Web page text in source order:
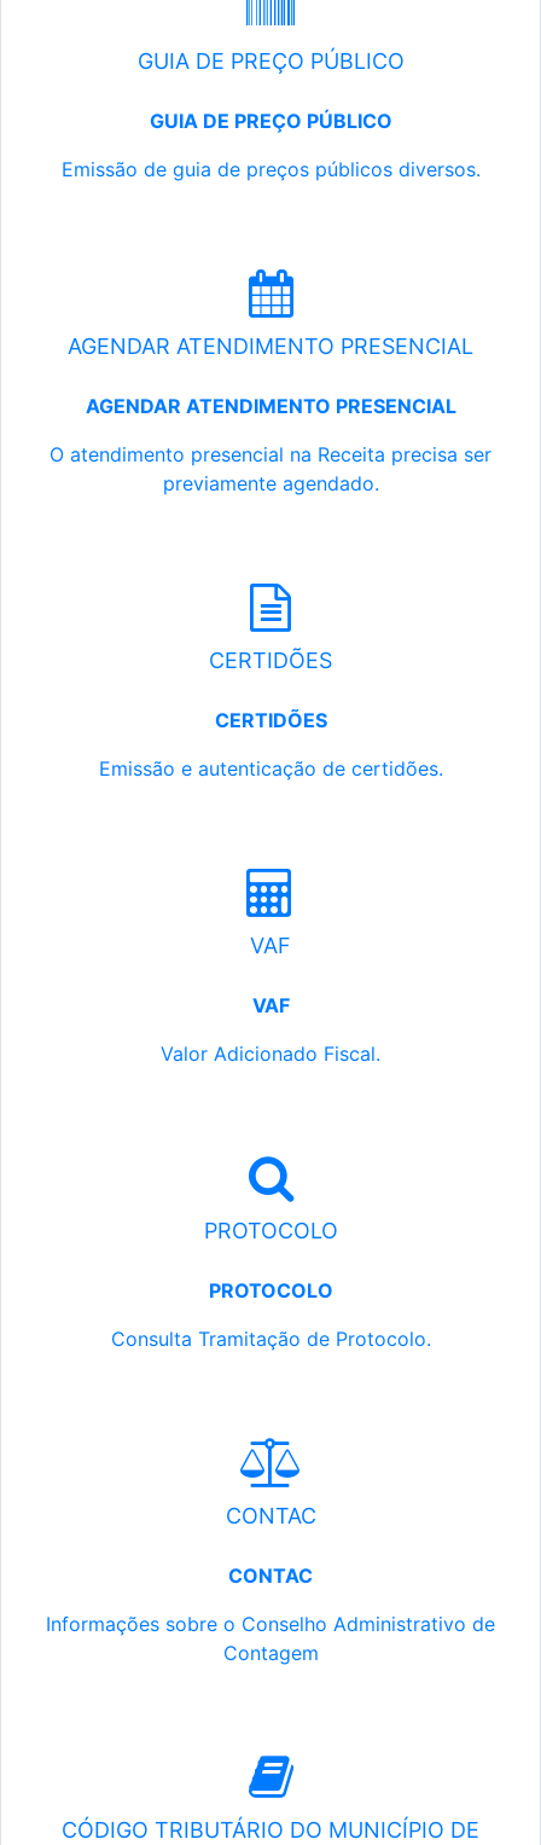
GUIA DE PREÇO PÚBLICO
GUIA DE PREÇO PÚBLICO
Emissão de guia de preços públicos diversos.
AGENDAR ATENDIMENTO PRESENCIAL
AGENDAR ATENDIMENTO PRESENCIAL
O atendimento presencial na Receita precisa ser
previamente agendado.
CERTIDÕES
CERTIDÕES
Emissão e autenticação de certidões.
VAF
VAF
Valor Adicionado Fiscal.
PROTOCOLO
PROTOCOLO
Consulta Tramitação de Protocolo.
CONTAC
CONTAC
Informações sobre o Conselho Administrativo de
Contagem
CÓDIGO TRIBUTÁRIO DO MUNICÍPIO DE